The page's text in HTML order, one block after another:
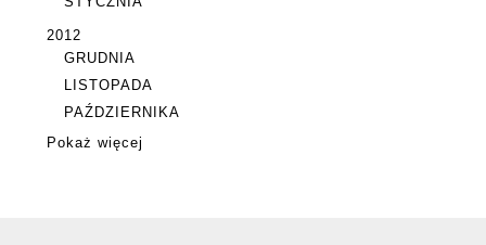
2012
GRUDNIA
LISTOPADA
PAŹDZIERNIKA
Pokaż więcej